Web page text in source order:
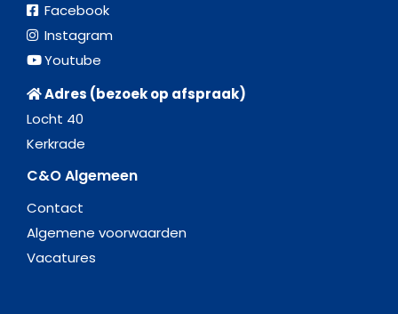
Facebook
Instagram
Youtube
Adres (bezoek op afspraak)
Locht 40
Kerkrade
C&O Algemeen
Contact
Algemene voorwaarden
Vacatures